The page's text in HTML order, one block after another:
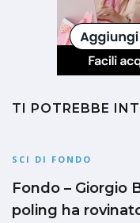
TI POTREBBE
SCI DI FONDO
Fondo – Giorgio
poling ha